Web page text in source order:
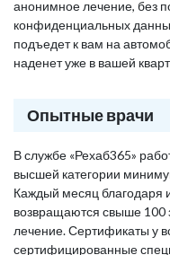
анонимное лечение, без
конфиденциальных
подъедет к вам на
наденет уже в вашей
Опытные врачи
В службе «Рехаб365»
высшей категории
Каждый месяц благодаря
возвращаются свыше 100
лечение. Сертификаты у
сертифицированные